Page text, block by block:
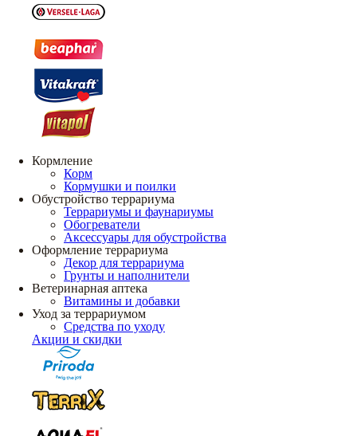
Кормление
Корм
Кормушки и поилки
Обустройство террариума
Террариумы и фаунариумы
Обогреватели
Аксессуары для обустройства
Оформление террариума
Декор для террариума
Грунты и наполнители
Ветеринарная аптека
Витамины и добавки
Уход за террариумом
Средства по уходу
Акции и скидки